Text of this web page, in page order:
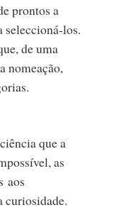
prontos a
seleccioná-los.
de uma
nomeação,
que a
as
aos
curiosidade.